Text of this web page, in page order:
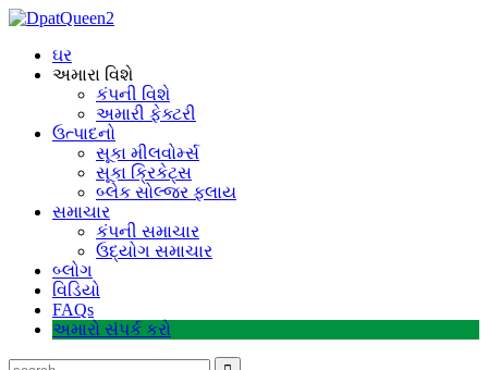
ઘર
અમારા વિશે
કંપની વિશે
અમારી ફેક્ટરી
ઉત્પાદનો
સૂકા મીલવોર્મ્સ
સૂકા ક્રિકેટ્સ
બ્લેક સોલ્જર ફ્લાય
સમાચાર
કંપની સમાચાર
ઉદ્યોગ સમાચાર
બ્લોગ
વિડિયો
FAQs
અમારો સંપર્ક કરો